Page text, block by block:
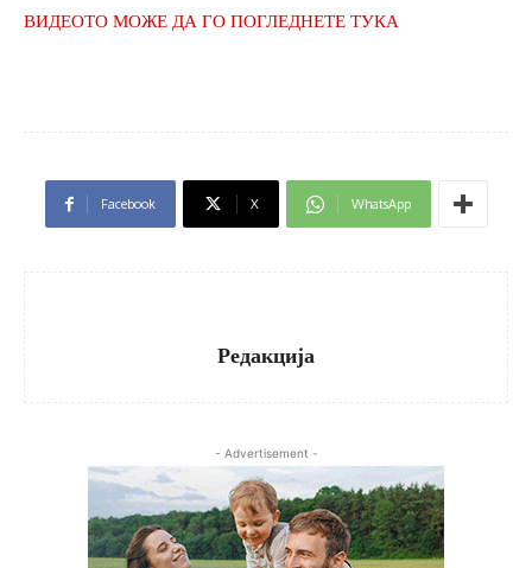
ВИДЕОТО МОЖЕ ДА ГО ПОГЛЕДНЕТЕ ТУКА
Facebook X WhatsApp
Редакција
- Advertisement -